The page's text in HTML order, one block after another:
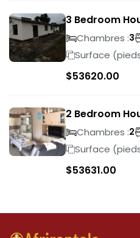
3 Bedroom
Chambres :3
Surface
$53620.00
2 Bedroom
Chambres :2
Surface
$53631.00